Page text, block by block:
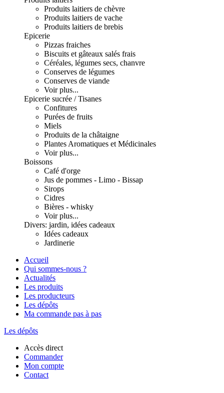
Produits laitiers de chèvre
Produits laitiers de vache
Produits laitiers de brebis
Epicerie
Pizzas fraiches
Biscuits et gâteaux salés frais
Céréales, légumes secs, chanvre
Conserves de légumes
Conserves de viande
Voir plus...
Epicerie sucrée / Tisanes
Confitures
Purées de fruits
Miels
Produits de la châtaigne
Plantes Aromatiques et Médicinales
Voir plus...
Boissons
Café d'orge
Jus de pommes - Limo - Bissap
Sirops
Cidres
Bières - whisky
Voir plus...
Divers: jardin, idées cadeaux
Idées cadeaux
Jardinerie
Accueil
Qui sommes-nous ?
Actualités
Les produits
Les producteurs
Les dépôts
Ma commande pas à pas
Les dépôts
Accès direct
Commander
Mon compte
Contact